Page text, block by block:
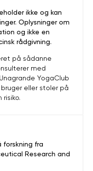
forskning fra
Research and
ikke og kan
Oplysninger om
og ikke en
rådgivning.
på sådanne
med
YogaClub
eller stoler på